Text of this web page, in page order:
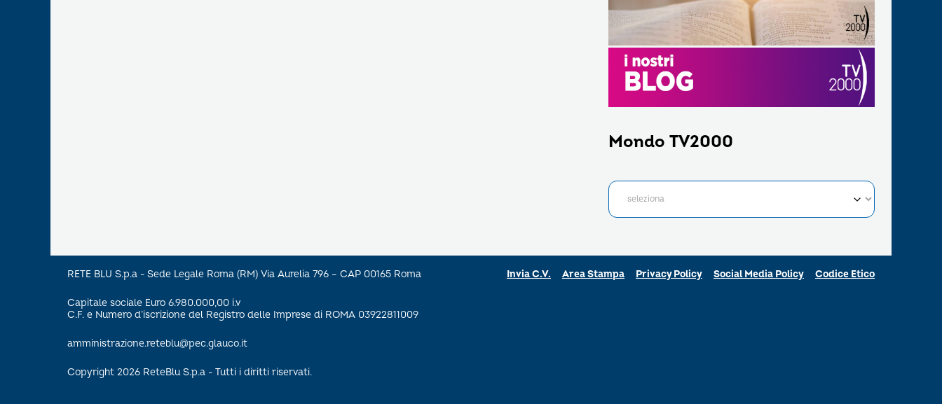
Mondo TV2000
RETE BLU S.p.a - Sede Legale Roma (RM) Via Aurelia 796 – CAP 00165 Roma
Capitale sociale Euro 6.980.000,00 i.v
C.F. e Numero d’iscrizione del Registro delle Imprese di ROMA 03922811009
amministrazione.reteblu@pec.glauco.it
Copyright 2026 ReteBlu S.p.a - Tutti i diritti riservati.
Invia C.V. Area Stampa Privacy Policy Social Media Policy Codice Etico